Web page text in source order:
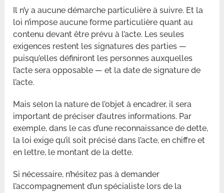
Il n’y a aucune démarche particulière à suivre. Et la
loi n’impose aucune forme particulière quant au
contenu devant être prévu à l’acte. Les seules
exigences restent les signatures des parties —
puisqu’elles définiront les personnes auxquelles
l’acte sera opposable — et la date de signature de
l’acte.
Mais selon la nature de l’objet à encadrer, il sera
important de préciser d’autres informations. Par
exemple, dans le cas d’une reconnaissance de dette,
la loi exige qu’il soit précisé dans l’acte, en chiffre et
en lettre, le montant de la dette.
Si nécessaire, n’hésitez pas à demander
l’accompagnement d’un spécialiste lors de la